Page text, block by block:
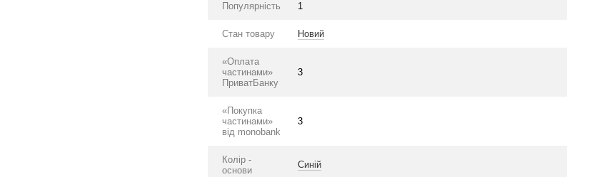
Популярність 1
Стан товару Новий
«Оплата
частинами»
ПриватБанку
3
«Покупка
частинами»
від monobank
3
Колір -
основи
Синій